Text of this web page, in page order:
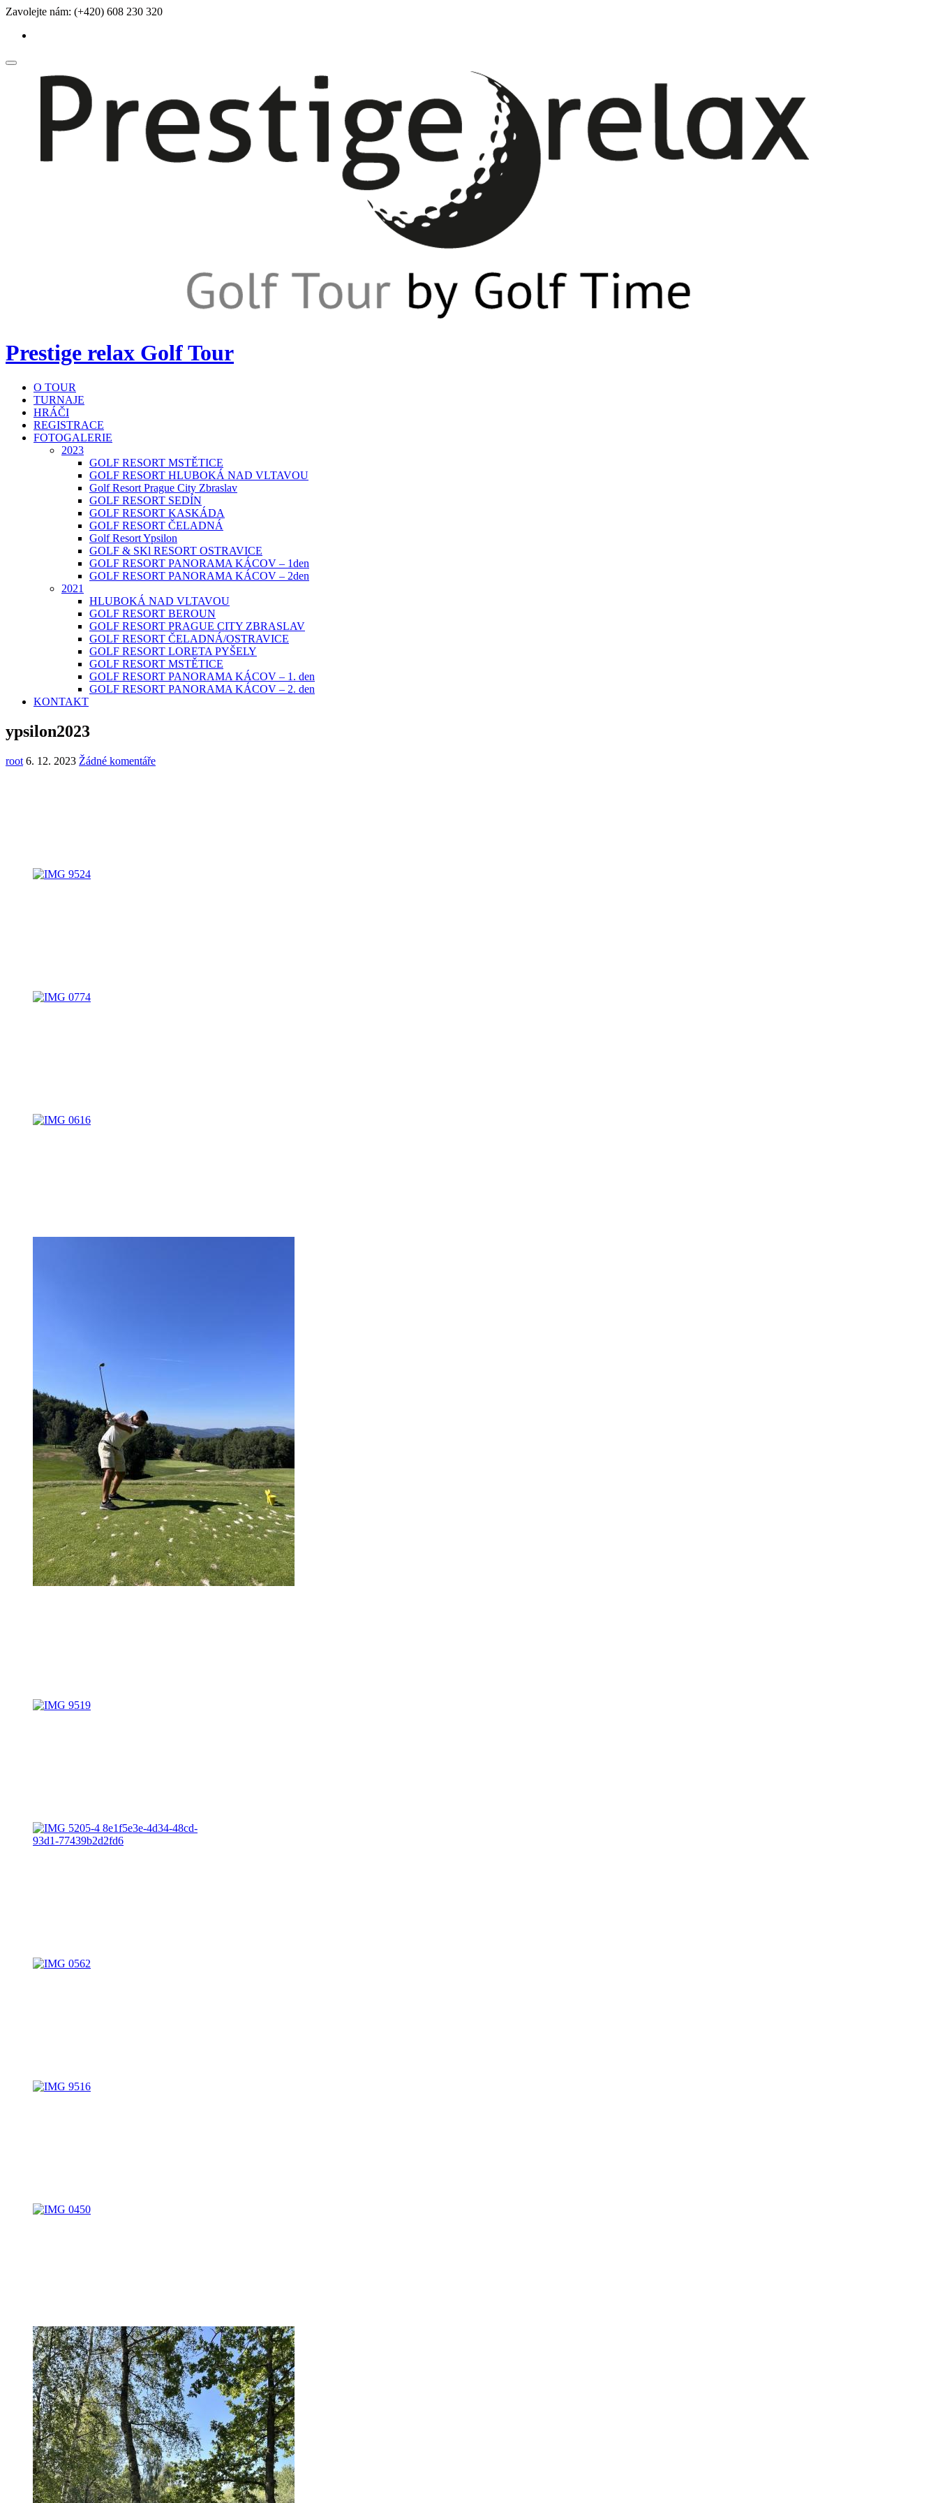
Přeskočit
obsah
Zavolejte nám: (+420) 608 230 320
Přepnout
nabídku
Prestige relax Golf Tour
O TOUR
TURNAJE
HRÁČI
REGISTRACE
FOTOGALERIE
2023
GOLF RESORT MSTĚTICE
GOLF RESORT HLUBOKÁ NAD VLTAVOU
Golf Resort Prague City Zbraslav
GOLF RESORT SEDÍN
GOLF RESORT KASKÁDA
GOLF RESORT ČELADNÁ
Golf Resort Ypsilon
GOLF & SKl RESORT OSTRAVICE
GOLF RESORT PANORAMA KÁCOV – 1den
GOLF RESORT PANORAMA KÁCOV – 2den
2021
HLUBOKÁ NAD VLTAVOU
GOLF RESORT BEROUN
GOLF RESORT PRAGUE CITY ZBRASLAV
GOLF RESORT ČELADNÁ/OSTRAVICE
GOLF RESORT LORETA PYŠELY
GOLF RESORT MSTĚTICE
GOLF RESORT PANORAMA KÁCOV – 1. den
GOLF RESORT PANORAMA KÁCOV – 2. den
KONTAKT
ypsilon2023
root 6. 12. 2023 Žádné komentáře